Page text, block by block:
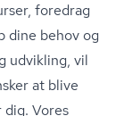
foredrag
dine behov og
udvikling, vil
at blive
Vores